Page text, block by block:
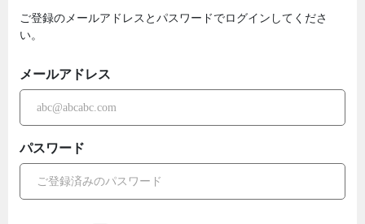
ご登録のメールアドレスとパスワードでログインしてくださ
い。
メールアドレス
パスワード